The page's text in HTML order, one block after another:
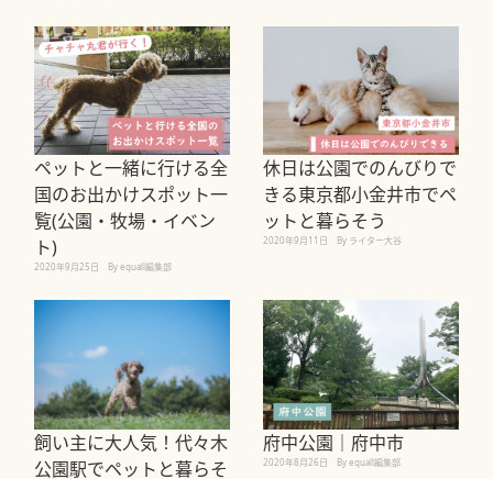
ペットと一緒に行ける全
国のお出かけスポット一
覧(公園・牧場・イベン
ト)
2020年9月25日 By equall編集部
休日は公園でのんびりで
きる東京都小金井市でペ
ットと暮らそう
2020年9月11日 By ライター大谷
飼い主に大人気！代々木
公園駅でペットと暮らそ
府中公園｜府中市
2020年8月26日 By equall編集部